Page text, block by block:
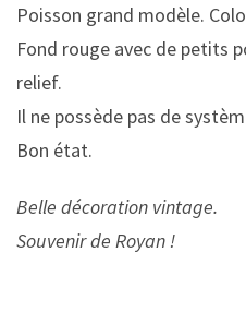
Poisson grand modèle.
Fond rouge avec de petits
relief.
Il ne possède pas de
Bon état.
Belle décoration vintage.
Souvenir de Royan !